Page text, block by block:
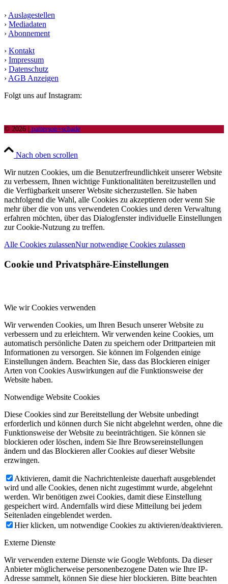
› Auslagestellen
› Mediadaten
› Abonnement
› Kontakt
› Impressum
› Datenschutz
› AGB Anzeigen
Folgt uns auf Instagram:
© 2026 | patterson+schade
Nach oben scrollen
Wir nutzen Cookies, um die Benutzerfreundlichkeit unserer Website
zu verbessern, Ihnen wichtige Funktionalitäten bereitzustellen und
die Verfügbarkeit unserer Website sicherzustellen. Sie haben
nachfolgend die Wahl, alle Cookies zu akzeptieren oder wenn Sie
mehr über die von uns verwendeten Cookies und deren Verwaltung
erfahren möchten, über das Dialogfenster individuelle Einstellungen
zur Cookie-Nutzung zu treffen.
Alle Cookies zulassenNur notwendige Cookies zulassen
Cookie und Privatsphäre-Einstellungen
Wie wir Cookies verwenden
Wir verwenden Cookies, um Ihren Besuch unserer Website zu
verbessern und zu erleichtern. Wir verwenden keine Cookies, um
automatisch persönliche Daten zu speichern oder Drittparteien mit
Informationen zu versorgen. Sie können im Folgenden einige
Einstellungen ändern. Beachten Sie, dass das Blockieren einiger
Arten von Cookies Auswirkungen auf die Funktionsweise der
Website haben.
Notwendige Website Cookies
Diese Cookies sind zur Bereitstellung der Website unbedingt
erforderlich und können durch Sie nicht abgelehnt werden, ohne die
Funktionsweise der Website zu beeinträchtigen. Sie können sie
blockieren oder löschen, indem Sie Ihre Browsereinstellungen
ändern und das Blockieren aller Cookies auf dieser Website
erzwingen.
Aktivieren, damit die Nachrichtenleiste dauerhaft ausgeblendet
wird und alle Cookies, denen nicht zugestimmt wurde, abgelehnt
werden. Wir benötigen zwei Cookies, damit diese Einstellung
gespeichert wird. Andernfalls wird diese Mitteilung bei jedem
Seitenladen eingeblendet werden.
Hier klicken, um notwendige Cookies zu aktivieren/deaktivieren.
Externe Dienste
Wir verwenden externe Dienste wie Google Webfonts. Da dieser
Anbieter möglicherweise personenbezogene Daten wie Ihre IP-
Adresse sammelt, können Sie diese hier blockieren. Bitte beachten